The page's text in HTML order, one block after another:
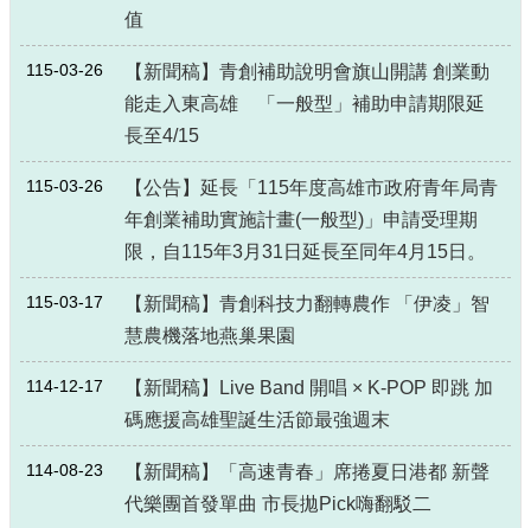
值
115-03-26
【新聞稿】青創補助說明會旗山開講 創業動
能走入東高雄 「一般型」補助申請期限延
長至4/15
115-03-26
【公告】延長「115年度高雄市政府青年局青
年創業補助實施計畫(一般型)」申請受理期
限，自115年3月31日延長至同年4月15日。
115-03-17
【新聞稿】青創科技力翻轉農作 「伊凌」智
慧農機落地燕巢果園
114-12-17
【新聞稿】Live Band 開唱 × K-POP 即跳 加
碼應援高雄聖誕生活節最強週末
114-08-23
【新聞稿】「高速青春」席捲夏日港都 新聲
代樂團首發單曲 市長拋Pick嗨翻駁二